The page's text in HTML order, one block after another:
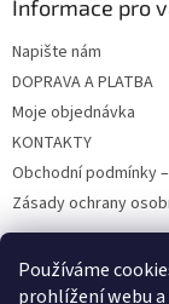
Používáme
prohlížení webu
Informace pro
Napište nám
DOPRAVA A PLATBA
Moje objednávka
KONTAKTY
Obchodní podmínky –
Zásady ochrany